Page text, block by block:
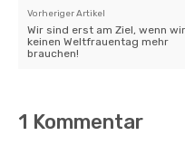
Vorheriger Artikel
Wir sind erst am Ziel, wenn wir
keinen Weltfrauentag mehr
brauchen!
1 Kommentar